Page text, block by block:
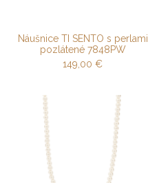
Náušnice TI SENTO s perlami
pozlátené 7848PW
149,00€